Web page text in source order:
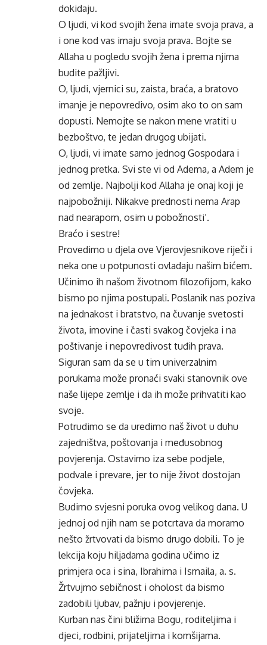
dokidaju.
O ljudi, vi kod svojih žena imate svoja prava, a
i one kod vas imaju svoja prava. Bojte se
Allaha u pogledu svojih žena i prema njima
budite pažljivi.
O, ljudi, vjernici su, zaista, braća, a bratovo
imanje je nepovredivo, osim ako to on sam
dopusti. Nemojte se nakon mene vratiti u
bezboštvo, te jedan drugog ubijati.
O, ljudi, vi imate samo jednog Gospodara i
jednog pretka. Svi ste vi od Adema, a Adem je
od zemlje. Najbolji kod Allaha je onaj koji je
najpobožniji. Nikakve prednosti nema Arap
nad nearapom, osim u pobožnosti’.
Braćo i sestre!
Provedimo u djela ove Vjerovjesnikove riječi i
neka one u potpunosti ovladaju našim bićem.
Učinimo ih našom životnom filozofijom, kako
bismo po njima postupali. Poslanik nas poziva
na jednakost i bratstvo, na čuvanje svetosti
života, imovine i časti svakog čovjeka i na
poštivanje i nepovredivost tuđih prava.
Siguran sam da se u tim univerzalnim
porukama može pronaći svaki stanovnik ove
naše lijepe zemlje i da ih može prihvatiti kao
svoje.
Potrudimo se da uredimo naš život u duhu
zajedništva, poštovanja i međusobnog
povjerenja. Ostavimo iza sebe podjele,
podvale i prevare, jer to nije život dostojan
čovjeka.
Budimo svjesni poruka ovog velikog dana. U
jednoj od njih nam se potcrtava da moramo
nešto žrtvovati da bismo drugo dobili. To je
lekcija koju hiljadama godina učimo iz
primjera oca i sina, Ibrahima i Ismaila, a. s.
Žrtvujmo sebičnost i oholost da bismo
zadobili ljubav, pažnju i povjerenje.
Kurban nas čini bližima Bogu, roditeljima i
djeci, rodbini, prijateljima i komšijama.